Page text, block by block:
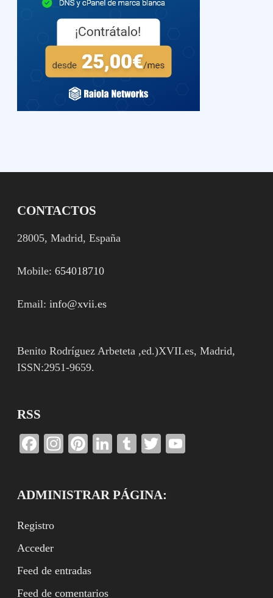
CONTACTOS
28005, Madrid, España
Mobile:654018710
Email:info@xvii.es
Benito Rodríguez Arbeteta ,ed.)XVII.es, Madrid,
ISSN:2951-9659.
RSS
Facebook
Instagram
Pinterest
LinkedIn
TumblrTwitter
ADMINISTRAR PÁGINA:
Registro
Acceder
Feed de entradas
Feed de comentarios